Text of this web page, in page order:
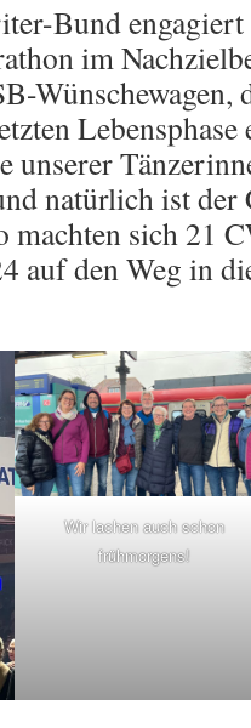
Bund
im
Wünschewagen,
Lebensphase
unserer
natürlich ist
machten sich 21
auf den Weg in
Wir lachen auch schon
frühmorgens!